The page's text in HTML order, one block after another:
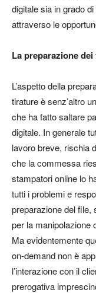
digitale sia in grado
attraverso le
La preparazione dei
L’aspetto della
tirature è senz’altro
che ha fattosaltare
digitale. In generale
lavoro breve, rischia
che la commessa
stampatori online lo
tutti i problemi e
preparazione del file,
per la manipolazione
Ma evidentemente
on-demand non è
l’interazione con il
prerogativa